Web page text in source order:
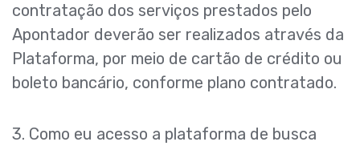
contratação dos serviços prestados pelo
Apontador deverão ser realizados através da
Plataforma, por meio de cartão de crédito ou
boleto bancário, conforme plano contratado.
3. Como eu acesso a plataforma de busca